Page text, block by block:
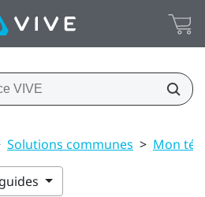
Solutions communes > Mon